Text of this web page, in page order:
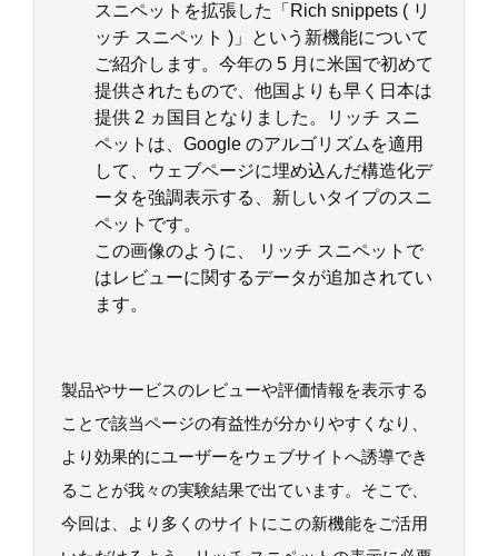
スニペットを拡張した「Rich snippets ( リ
ッチ スニペット )」という新機能について
ご紹介します。今年の 5 月に米国で初めて
提供されたもので、他国よりも早く日本は
提供 2 ヵ国目となりました。リッチ スニ
ペットは、Google のアルゴリズムを適用
して、ウェブページに埋め込んだ構造化デ
ータを強調表示する、新しいタイプのスニ
ペットです。
この画像のように、 リッチ スニペットで
はレビューに関するデータが追加されてい
ます。
製品やサービスのレビューや評価情報を表示する
ことで該当ページの有益性が分かりやすくなり、
より効果的にユーザーをウェブサイトへ誘導でき
ることが我々の実験結果で出ています。そこで、
今回は、より多くのサイトにこの新機能をご活用